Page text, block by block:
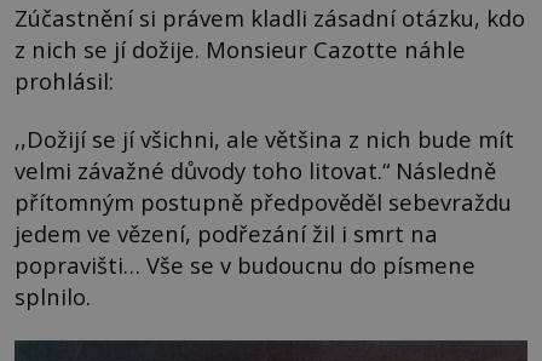
Zúčastnění si právem kladli zásadní otázku, kdo
z nich se jí dožije. Monsieur Cazotte náhle
prohlásil:
,,Dožijí se jí všichni, ale většina z nich bude mít
velmi závažné důvody toho litovat.“ Následně
přítomným postupně předpověděl sebevraždu
jedem ve vězení, podřezání žil i smrt na
popravišti… Vše se v budoucnu do písmene
splnilo.